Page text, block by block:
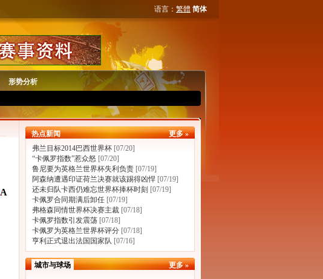
语言： 繁體 简体
形势分析
A
热点新闻
更多 »
弗兰目标2014巴西世界杯 [07/20]
“卡佩罗指数”惹众怒 [07/20]
鲁尼要为英格兰世界杯失利负责 [07/19]
阿森纳遭遇印证荷兰决赛就该踢得凶悍 [07/19]
还未归队卡西仍难忘世界杯捧杯时刻 [07/19]
卡佩罗合同期满后卸任 [07/19]
弗格森同情世界杯决赛主裁 [07/18]
卡佩罗指数引发震荡 [07/18]
卡佩罗为英格兰世界杯评分 [07/18]
亨利正式退出法国国家队 [07/16]
城市与球场 更多 »